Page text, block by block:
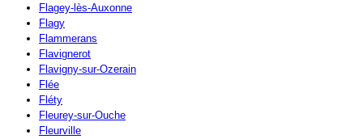
Flagey-lès-Auxonne
Flagy
Flammerans
Flavignerot
Flavigny-sur-Ozerain
Flée
Fléty
Fleurey-sur-Ouche
Fleurville